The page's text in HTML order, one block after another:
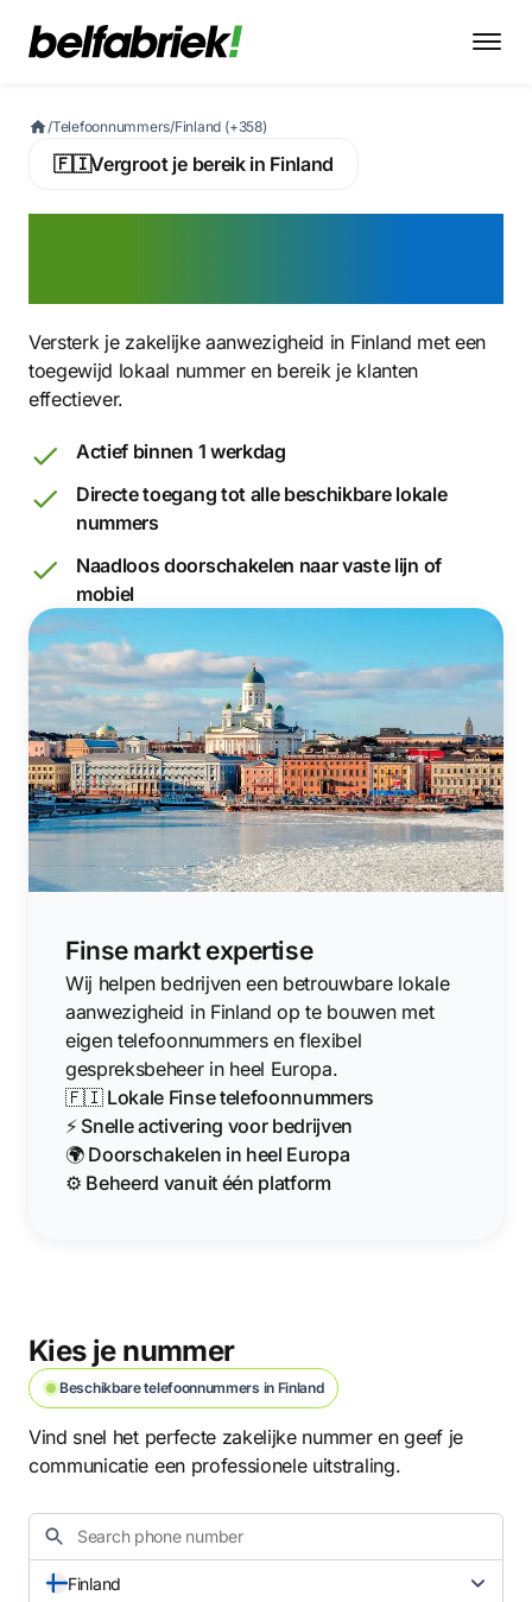
/Telefoonnummers/Finland (+358)
🇫🇮Vergroot je bereik in Finland
Versterk je zakelijke aanwezigheid in Finland met een
toegewijd lokaal nummer en bereik je klanten
effectiever.
Actief binnen 1 werkdag
Directe toegang tot alle beschikbare lokale
nummers
Naadloos doorschakelen naar vaste lijn of
mobiel
Finse markt expertise
Wij helpen bedrijven een betrouwbare lokale
aanwezigheid in Finland op te bouwen met
eigen telefoonnummers en flexibel
gespreksbeheer in heel Europa.
🇫🇮 Lokale Finse telefoonnummers
⚡ Snelle activering voor bedrijven
🌍 Doorschakelen in heel Europa
⚙️ Beheerd vanuit één platform
Kies je nummer
Beschikbare telefoonnummers in Finland
Vind snel het perfecte zakelijke nummer en geef je
communicatie een professionele uitstraling.
Finland